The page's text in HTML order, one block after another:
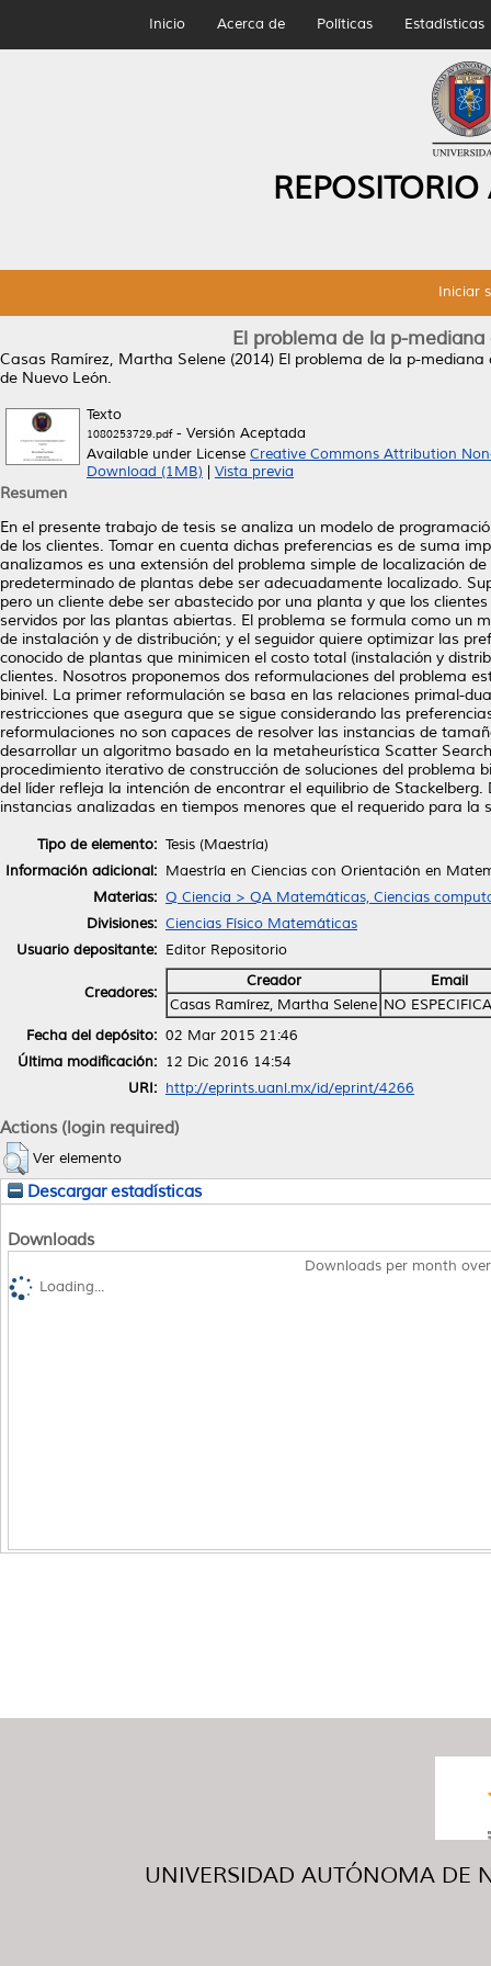
Inicio Acerca de Políticas Estadísticas
Iniciar
El problema de la p-
Casas Ramírez, Martha Selene (2014) El problema de la p-
de Nuevo León.
Texto
1080253729.pdf- Versión Aceptada
Available under License Creative Commons Attribution
Download (1MB)
Vista previa
Resumen
En el presente trabajo de tesis se analiza un modelo de
de los clientes. Tomar en cuenta dichas preferencias es de suma
analizamos es una extensión del problema simple de localización
predeterminado de plantas debe ser adecuadamente localizado.
pero un cliente debe ser abastecido por una planta y que los
servidos por las plantas abiertas. El problema se formula como un
de instalación y de distribución; y el seguidor quiere optimizar las
conocido de plantas que minimicen el costo total (instalación y
clientes. Nosotros proponemos dos reformulaciones del problema
binivel. La primer reformulación se basa en las relaciones primal-
restricciones que asegura que se sigue considerando las
reformulaciones no son capaces de resolver las instancias de
desarrollar un algoritmo basado en la metaheurística Scatter
procedimiento iterativo de construcción de soluciones del problema
del líder refleja la intención de encontrar el equilibrio de
instancias analizadas en tiempos menores que el requerido para la
Tipo de elemento: Tesis (Maestría)
Información adicional: Maestría en Ciencias con Orientación en
Materias: Q Ciencia > QA Matemáticas, Ciencias
Divisiones: Ciencias Físico Matemáticas
Usuario depositante: Editor Repositorio
Creadores:
Creador
Email
Casas Ramírez, Martha Selene NO
Fecha del depósito: 02 Mar 2015 21:46
Última modificación: 12 Dic 2016 14:54
URI: http://eprints.uanl.mx/id/eprint/4266
Actions (login required)
Ver elemento
Descargar estadísticas
Downloads
Downloads per month
Loading...
UNIVERSIDAD AUTÓNOMA DE